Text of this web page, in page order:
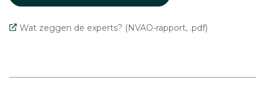
Wat zeggen de experts? (NVAO-rapport, .pdf)